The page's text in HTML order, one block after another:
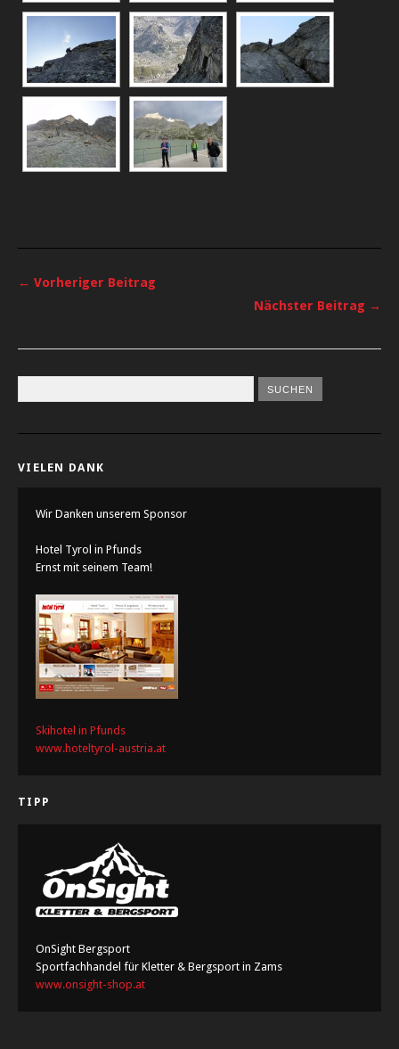
← Vorheriger Beitrag
Nächster Beitrag →
VIELEN DANK
Wir Danken unserem Sponsor
Hotel Tyrol in Pfunds
Ernst mit seinem Team!
Skihotel in Pfunds
www.hoteltyrol-austria.at
TIPP
OnSight Bergsport
Sportfachhandel für Kletter & Bergsport in Zams
www.onsight-shop.at